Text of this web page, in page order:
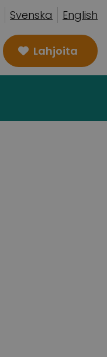
Svenska English
Lahjoita